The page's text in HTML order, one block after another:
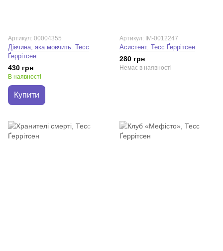
Артикул: 00004355
Дівчина, яка мовчить. Тесс
Ґеррітсен
430 грн
В наявності
Купити
Артикул: IM-0012247
Асистент. Тесс Ґеррітсен
280 грн
Немає в наявності